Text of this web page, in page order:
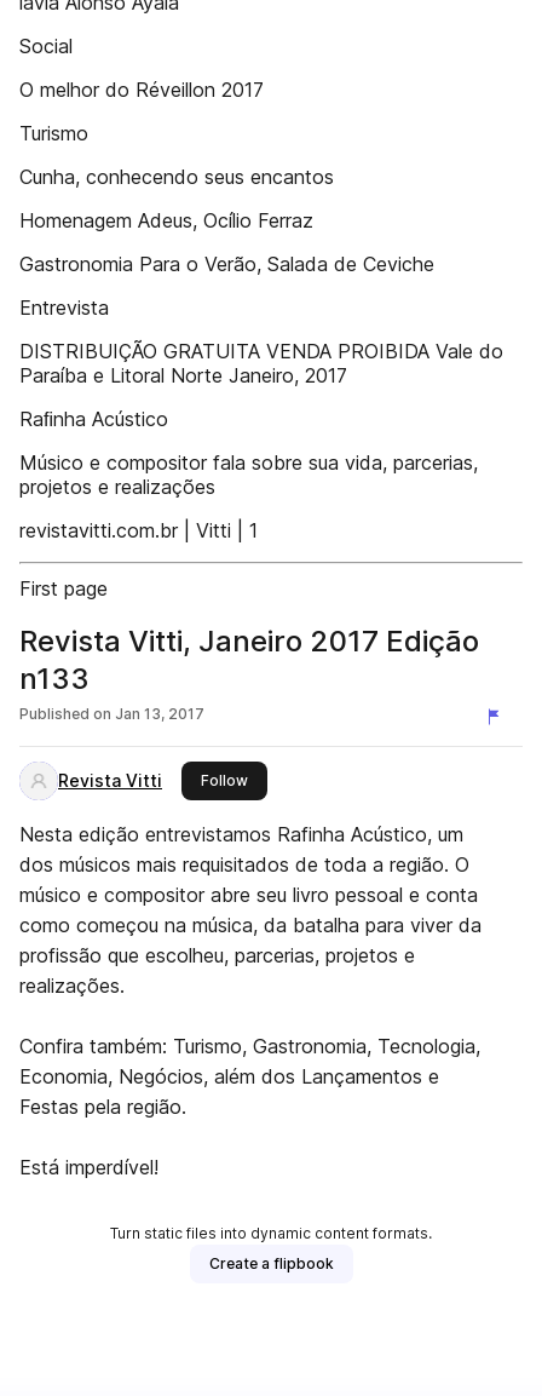
Social
O melhor do Réveillon 2017
Turismo
Cunha, conhecendo seus encantos
Homenagem Adeus, Ocílio Ferraz
Gastronomia Para o Verão, Salada de Ceviche
Entrevista
DISTRIBUIÇÃO GRATUITA VENDA PROIBIDA Vale do
Paraíba e Litoral Norte Janeiro, 2017
Raﬁnha Acústico
Músico e compositor fala sobre sua vida, parcerias,
projetos e realizações
revistavitti.com.br | Vitti | 1
First page
Revista Vitti, Janeiro 2017 Edição
n133
Published on Jan 13, 2017
Revista Vitti Followthis publisher
Nesta edição entrevistamos Rafinha Acústico, um
dos músicos mais requisitados de toda a região. O
músico e compositor abre seu livro pessoal e conta
como começou na música, da batalha para viver da
profissão que escolheu, parcerias, projetos e
realizações.
Confira também: Turismo, Gastronomia, Tecnologia,
Economia, Negócios, além dos Lançamentos e
Festas pela região.
Está imperdível!
Turn static files into dynamic content formats.
Create a flipbook